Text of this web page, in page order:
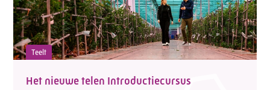
Teelt
Het nieuwe telen Introductiecursus